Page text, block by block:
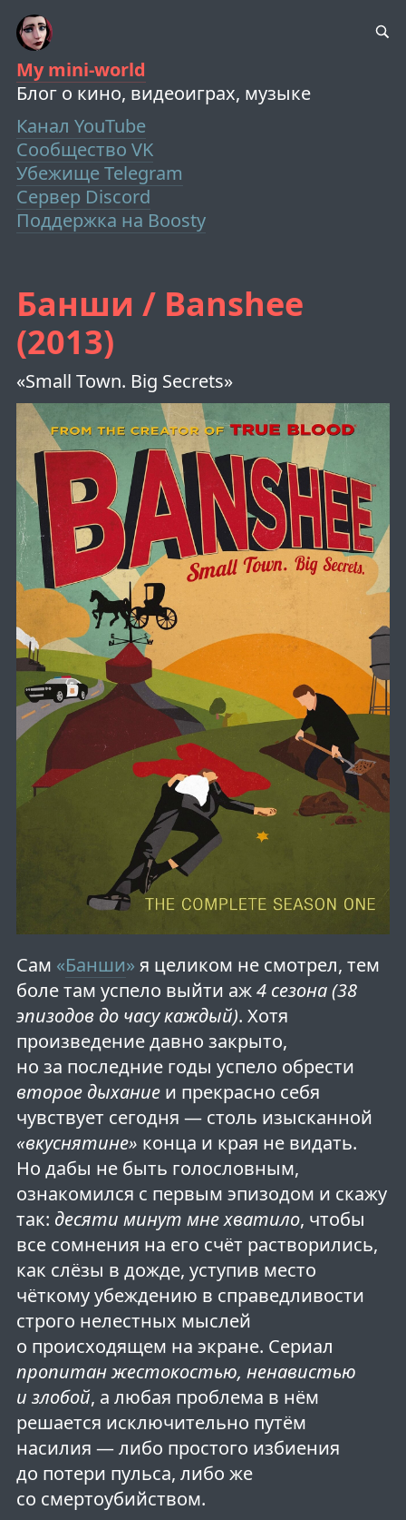
My mini-world
Блог о кино, видеоиграх, музыке
Канал YouTube
Сообщество VK
Убежище Telegram
Сервер Discord
Поддержка на Boosty
Банши / Banshee
(2013)
«Small Town. Big Secrets»
Сам «Банши» я целиком не смотрел, тем
боле там успело выйти аж4 сезона (38
эпизодов до часу каждый). Хотя
произведение давно закрыто,
но за последние годы успело обрести
второе дыханиеи прекрасно себя
чувствует сегодня — столь изысканной
«вкуснятине» конца и края не видать.
Но дабы не быть голословным,
ознакомился с первым эпизодом и скажу
так: десяти минут мне хватило, чтобы
все сомнения на его счёт растворились,
как слёзы в дожде, уступив место
чёткому убеждению в справедливости
строго нелестных мыслей
о происходящем на экране. Сериал
пропитан жестокостью, ненавистью
и злобой, а любая проблема в нём
решается исключительно путём
насилия — либо простого избиения
до потери пульса, либо же
со смертоубийством.